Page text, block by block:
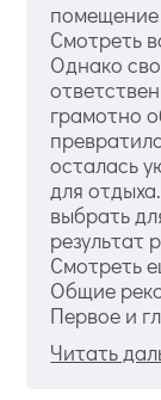
Смотреть
Однако
грамотно
осталась
для
выбрать
результат
Смотреть
Общие
Первое и
Читать